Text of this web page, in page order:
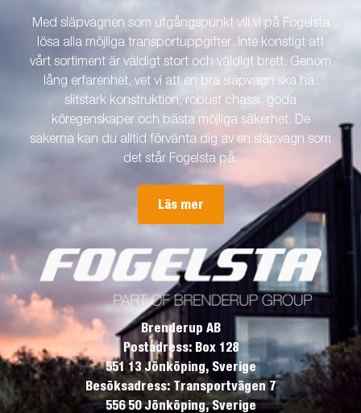
Med släpvagnen som utgångspunkt vill vi på Fogelsta
lösa alla möjliga transportuppgifter. Inte konstigt att
vårt sortiment är väldigt stort och väldigt brett. Genom
lång erfarenhet, vet vi att en bra släpvagn ska ha:
slitstark konstruktion, robust chassi, goda
köregenskaper och bästa möjliga säkerhet. De
sakerna kan du alltid förvänta dig av en släpvagn som
det står Fogelsta på.
Läs mer
Brenderup AB
Postadress: Box 128
551 13 Jönköping, Sverige
Besöksadress: Transportvägen 7
556 50 Jönköping, Sverige